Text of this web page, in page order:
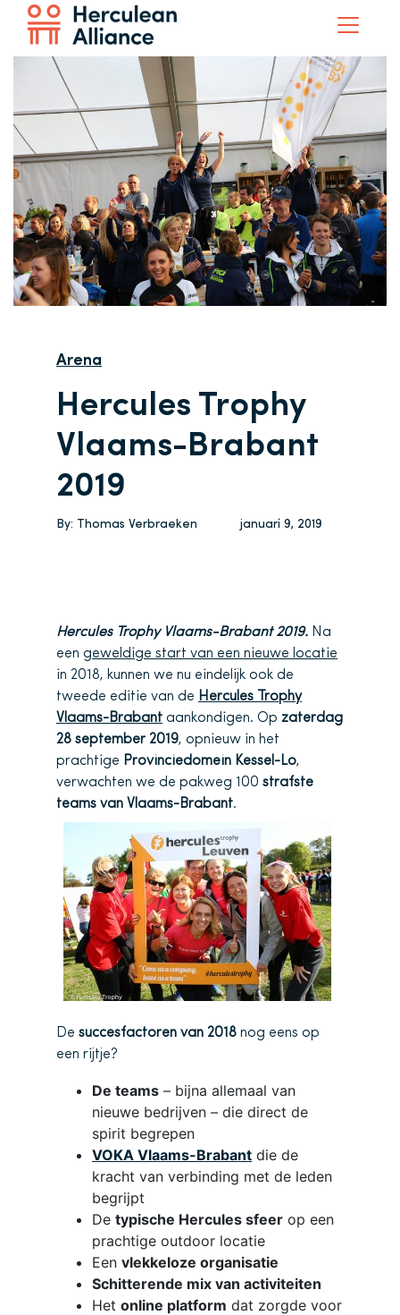
Arena
Hercules Trophy
Vlaams-Brabant
2019
By: Thomas Verbraeken januari 9, 2019
Hercules Trophy Vlaams-Brabant 2019. Na
een geweldige start van een nieuwe locatie
in 2018, kunnen we nu eindelijk ook de
tweede editie van de Hercules Trophy
Vlaams-Brabant aankondigen. Op zaterdag
28 september 2019, opnieuw in het
prachtige Provinciedomein Kessel-Lo,
verwachten we de pakweg 100 strafste
teams van Vlaams-Brabant.
De succesfactoren van 2018 nog eens op
een rijtje?
De teams – bijna allemaal van
nieuwe bedrijven – die direct de
spirit begrepen
VOKA Vlaams-Brabant die de
kracht van verbinding met de leden
begrijpt
De typische Hercules sfeer op een
prachtige outdoor locatie
Een vlekkeloze organisatie
Schitterende mix van activiteiten
Het online platform dat zorgde voor